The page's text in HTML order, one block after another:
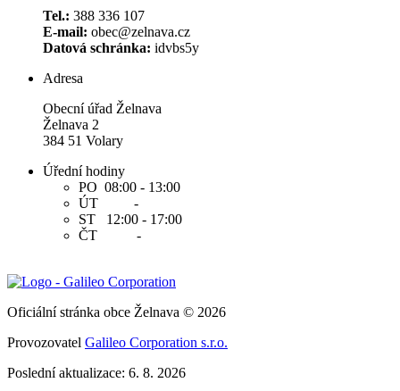
Tel.: 388 336 107
E-mail: obec@zelnava.cz
Datová schránka: idvbs5y
Adresa
Obecní úřad Želnava
Želnava 2
384 51 Volary
Úřední hodiny
PO 08:00 - 13:00
ÚT -
ST 12:00 - 17:00
ČT -
Oficiální stránka obce Želnava © 2026
Provozovatel Galileo Corporation s.r.o.
Poslední aktualizace: 6. 8. 2026